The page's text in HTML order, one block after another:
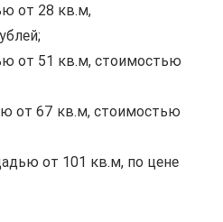
от 28 кв.м,
от 51 кв.м, стоимостью
от 67 кв.м, стоимостью
от 101 кв.м, по цене